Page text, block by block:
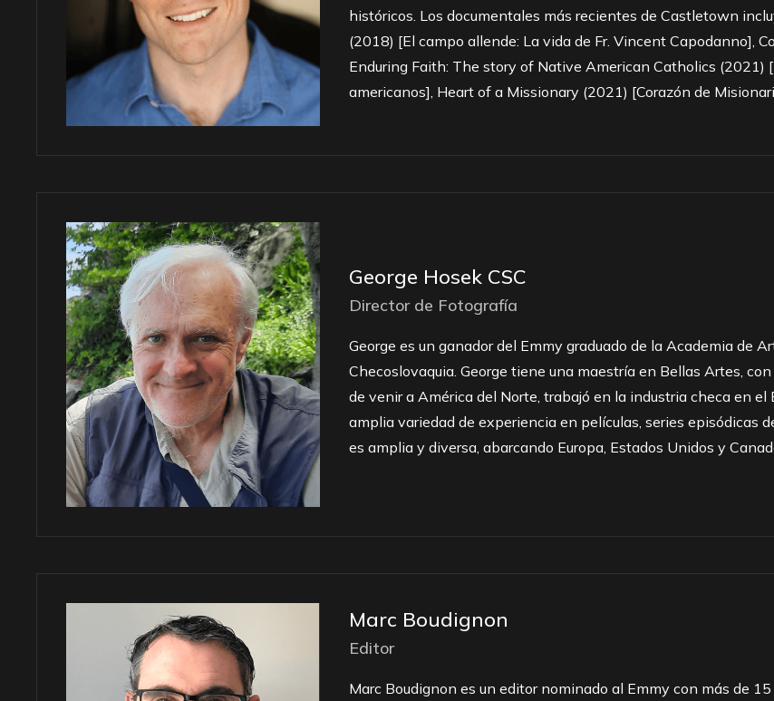
históricos. Los documentales más recientes de Castletown
(2018) [El campo allende: La vida de Fr. Vincent Capodanno],
Enduring Faith: The story of Native American Catholics
americanos], Heart of a Missionary (2021) [Corazón de
George Hosek CSC
Director de Fotografía
George es un ganador del Emmy graduado de la Academia de
Checoslovaquia. George tiene una maestría en Bellas Artes,
de venir a América del Norte, trabajó en la industria checa en
amplia variedad de experiencia en películas, series episódicas
es amplia y diversa, abarcando Europa, Estados Unidos y
Marc Boudignon
Editor
Marc Boudignon es un editor nominado al Emmy con más de